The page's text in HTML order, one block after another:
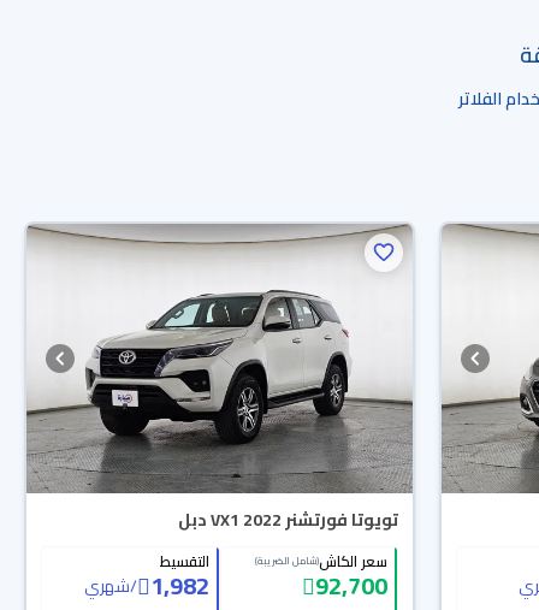
الفلاتر
تويوتا فورتشنر VX1 2022 دبل
سعر الكاش(شامل الضريبة)
92,700
التقسيط
1,982
/شهري